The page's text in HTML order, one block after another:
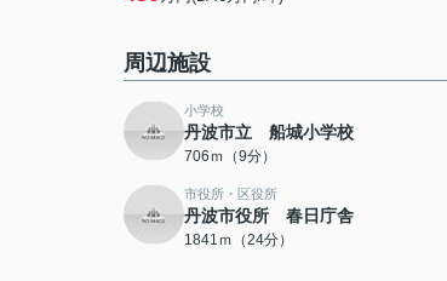
周辺施設
小学校
丹波市立 船城小学校
706ｍ（9分）
市役所・区役所
丹波市役所 春日庁舎
1841ｍ（24分）